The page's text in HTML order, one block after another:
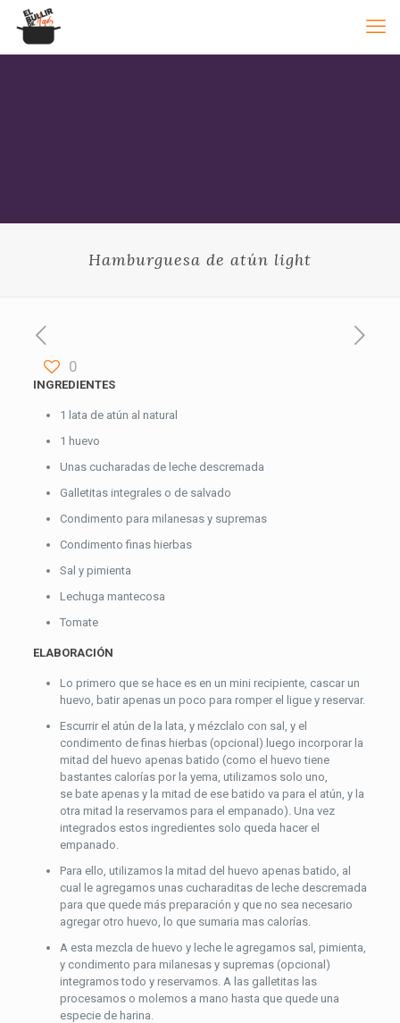
Hamburguesa de atún light
0
INGREDIENTES
1 lata de atún al natural
1 huevo
Unas cucharadas de leche descremada
Galletitas integrales o de salvado
Condimento para milanesas y supremas
Condimento finas hierbas
Sal y pimienta
Lechuga mantecosa
Tomate
ELABORACIÓN
Lo primero que se hace es en un mini recipiente, cascar un
huevo, batir apenas un poco para romper el ligue y reservar.
Escurrir el atún de la lata, y mézclalo con sal, y el
condimento de finas hierbas (opcional) luego incorporar la
mitad del huevo apenas batido (como el huevo tiene
bastantes calorías por la yema, utilizamos solo uno,
se bate apenas y la mitad de ese batido va para el atún, y la
otra mitad la reservamos para el empanado). Una vez
integrados estos ingredientes solo queda hacer el
empanado.
Para ello, utilizamos la mitad del huevo apenas batido, al
cual le agregamos unas cucharaditas de leche descremada
para que quede más preparación y que no sea necesario
agregar otro huevo, lo que sumaria mas calorías.
A esta mezcla de huevo y leche le agregamos sal, pimienta,
y condimento para milanesas y supremas (opcional)
integramos todo y reservamos. A las galletitas las
procesamos o molemos a mano hasta que quede una
especie de harina.